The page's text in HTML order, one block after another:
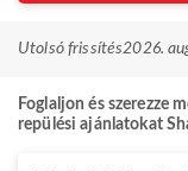
Utolsó frissítés2026.
Foglaljon és szerezze
repülési ajánlatokat